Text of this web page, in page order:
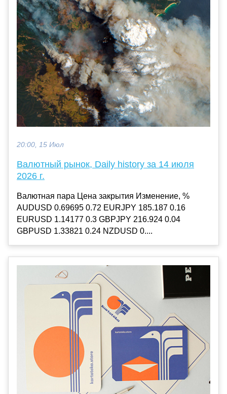
20:00, 15 Июл
Валютный рынок, Daily history за 14 июля
2026 г.
Валютная пара Цена закрытия Изменение, %
AUDUSD 0.69695 0.72 EURJPY 185.187 0.16
EURUSD 1.14177 0.3 GBPJPY 216.924 0.04
GBPUSD 1.33821 0.24 NZDUSD 0....